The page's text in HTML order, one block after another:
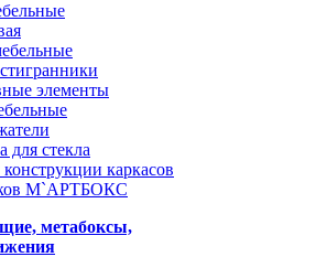
элементы
для стекла
каркасов
метабоксы,